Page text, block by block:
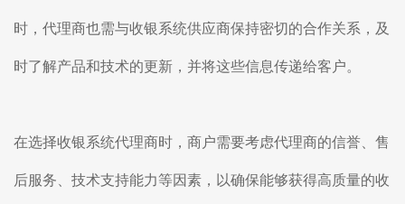
时，代理商也需与收银系统供应商保持密切的合作关系，及
时了解产品和技术的更新，并将这些信息传递给客户。
在选择收银系统代理商时，商户需要考虑代理商的信誉、售
后服务、技术支持能力等因素，以确保能够获得高质量的收